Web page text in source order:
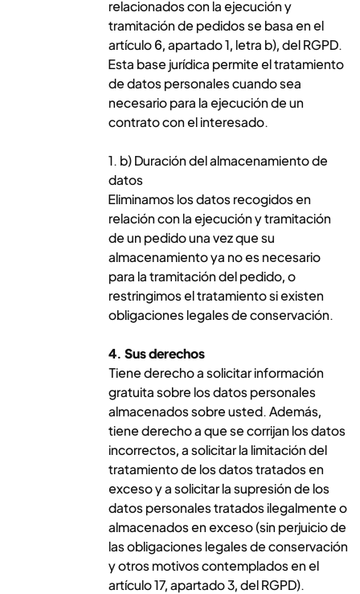
relacionados con la ejecución y
tramitación de pedidos se basa en el
artículo 6, apartado 1, letra b), del RGPD.
Esta base jurídica permite el tratamiento
de datos personales cuando sea
necesario para la ejecución de un
contrato con el interesado.
1. b) Duración del almacenamiento de
datos
Eliminamos los datos recogidos en
relación con la ejecución y tramitación
de un pedido una vez que su
almacenamiento ya no es necesario
para la tramitación del pedido, o
restringimos el tratamiento si existen
obligaciones legales de conservación.
4. Sus derechos
Tiene derecho a solicitar información
gratuita sobre los datos personales
almacenados sobre usted. Además,
tiene derecho a que se corrijan los datos
incorrectos, a solicitar la limitación del
tratamiento de los datos tratados en
exceso y a solicitar la supresión de los
datos personales tratados ilegalmente o
almacenados en exceso (sin perjuicio de
las obligaciones legales de conservación
y otros motivos contemplados en el
artículo 17, apartado 3, del RGPD).